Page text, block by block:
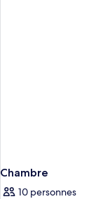
Chambre
10 personnes